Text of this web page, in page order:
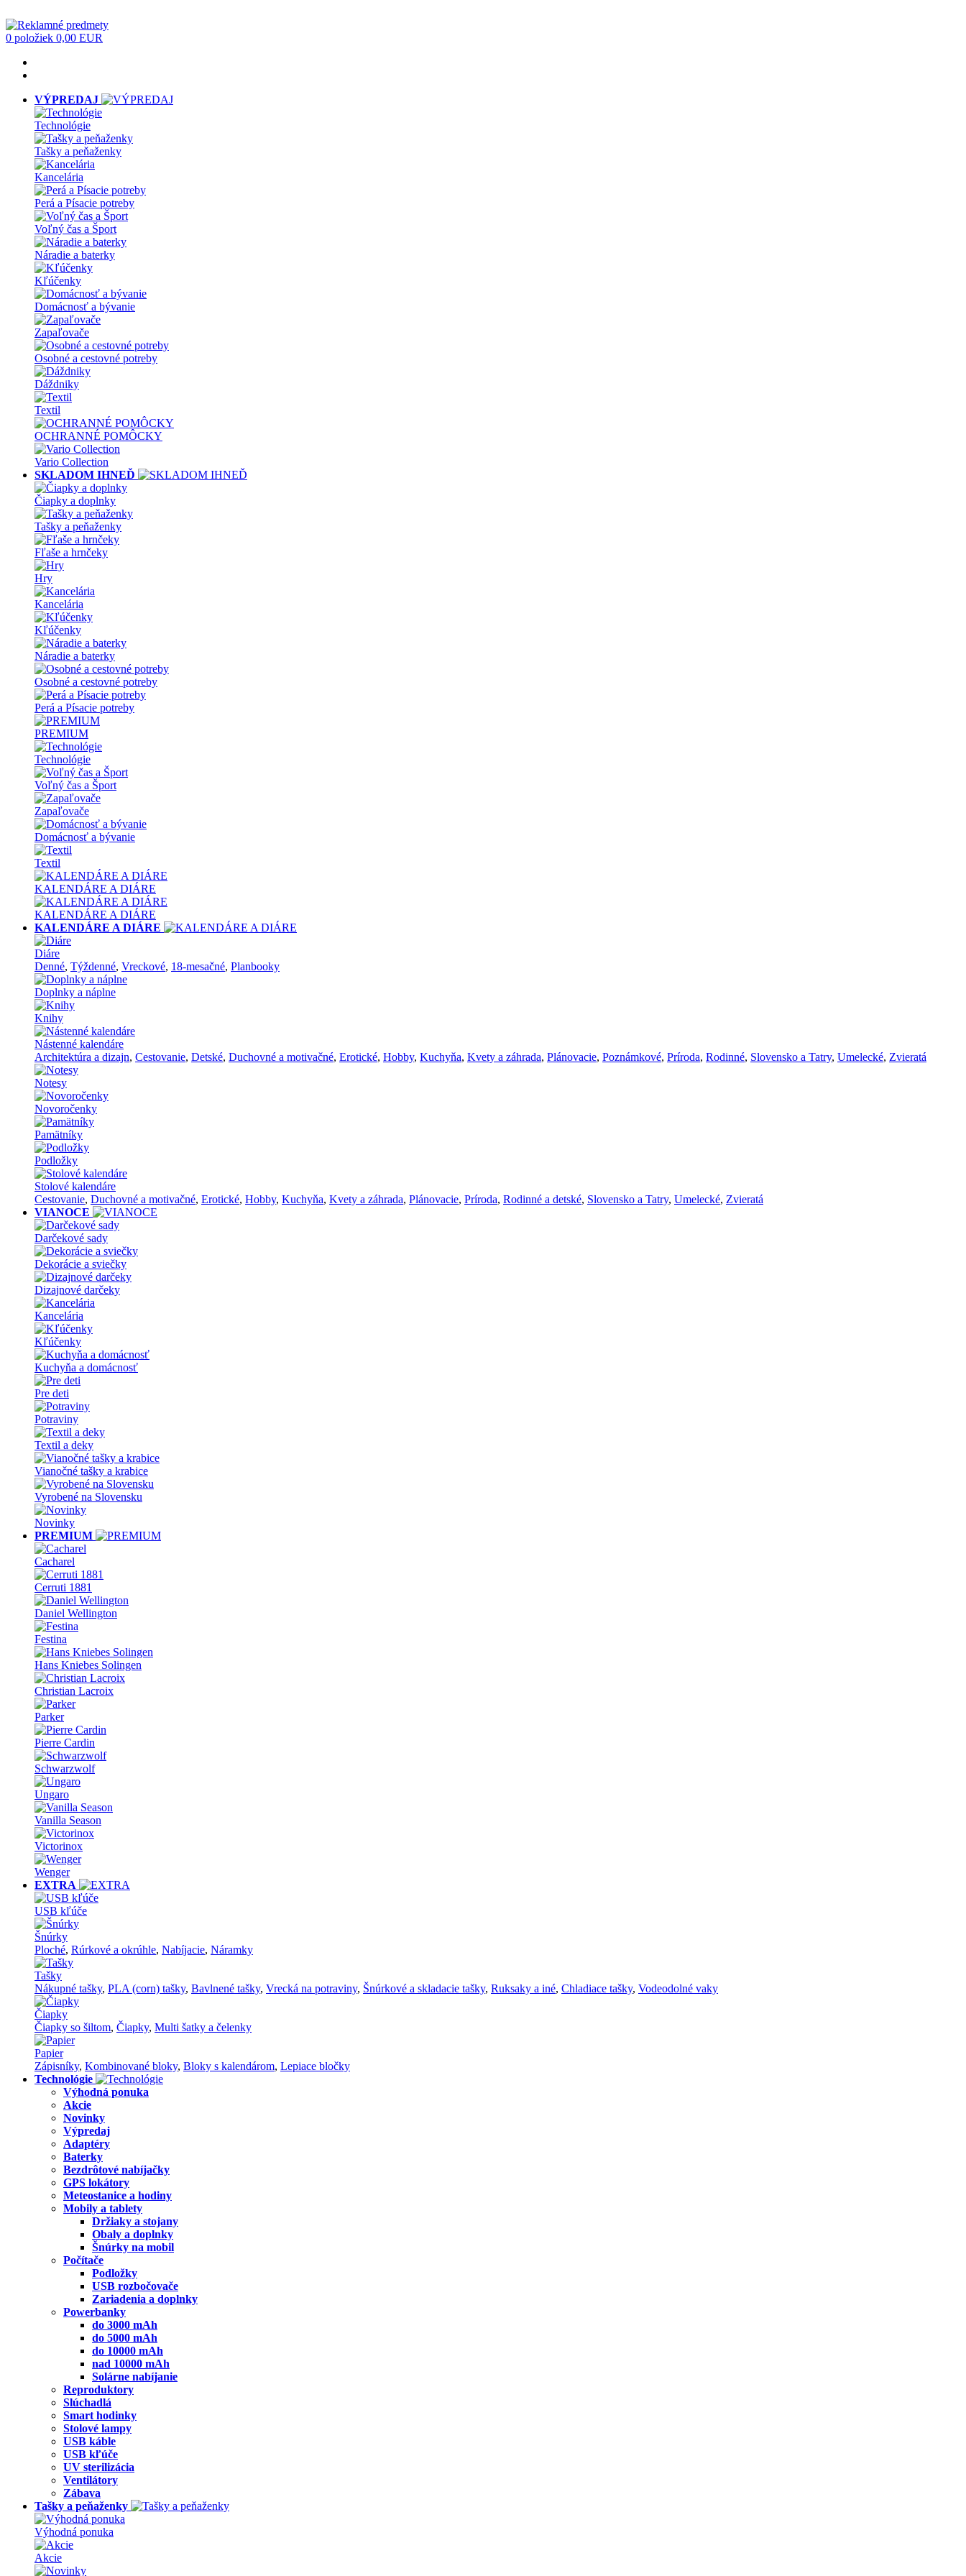
0 položiek 0,00 EUR
VÝPREDAJ
Technológie
Tašky a peňaženky
Kancelária
Perá a Písacie potreby
Voľný čas a Šport
Náradie a baterky
Kľúčenky
Domácnosť a bývanie
Zapaľovače
Osobné a cestovné potreby
Dáždniky
Textil
OCHRANNÉ POMÔCKY
Vario Collection
SKLADOM IHNEĎ
Čiapky a doplnky
Tašky a peňaženky
Fľaše a hrnčeky
Hry
Kancelária
Kľúčenky
Náradie a baterky
Osobné a cestovné potreby
Perá a Písacie potreby
PREMIUM
Technológie
Voľný čas a Šport
Zapaľovače
Domácnosť a bývanie
Textil
KALENDÁRE A DIÁRE
KALENDÁRE A DIÁRE
KALENDÁRE A DIÁRE
Diáre
Denné, Týždenné, Vreckové, 18-mesačné, Planbooky
Doplnky a náplne
Knihy
Nástenné kalendáre
Architektúra a dizajn, Cestovanie, Detské, Duchovné a motivačné, Erotické, Hobby, Kuchyňa, Kvety a záhrada, Plánovacie, Poznámkové, Príroda, Rodinné, Slovensko a Tatry, Umelecké, Zvieratá
Notesy
Novoročenky
Pamätníky
Podložky
Stolové kalendáre
Cestovanie, Duchovné a motivačné, Erotické, Hobby, Kuchyňa, Kvety a záhrada, Plánovacie, Príroda, Rodinné a detské, Slovensko a Tatry, Umelecké, Zvieratá
VIANOCE
Darčekové sady
Dekorácie a sviečky
Dizajnové darčeky
Kancelária
Kľúčenky
Kuchyňa a domácnosť
Pre deti
Potraviny
Textil a deky
Vianočné tašky a krabice
Vyrobené na Slovensku
Novinky
PREMIUM
Cacharel
Cerruti 1881
Daniel Wellington
Festina
Hans Kniebes Solingen
Christian Lacroix
Parker
Pierre Cardin
Schwarzwolf
Ungaro
Vanilla Season
Victorinox
Wenger
EXTRA
USB kľúče
Šnúrky
Ploché, Rúrkové a okrúhle, Nabíjacie, Náramky
Tašky
Nákupné tašky, PLA (corn) tašky, Bavlnené tašky, Vrecká na potraviny, Šnúrkové a skladacie tašky, Ruksaky a iné, Chladiace tašky, Vodeodolné vaky
Čiapky
Čiapky so šiltom, Čiapky, Multi šatky a čelenky
Papier
Zápisníky, Kombinované bloky, Bloky s kalendárom, Lepiace bločky
Technológie
Výhodná ponuka
Akcie
Novinky
Výpredaj
Adaptéry
Baterky
Bezdrôtové nabíjačky
GPS lokátory
Meteostanice a hodiny
Mobily a tablety
Držiaky a stojany
Obaly a doplnky
Šnúrky na mobil
Počítače
Podložky
USB rozbočovače
Zariadenia a doplnky
Powerbanky
do 3000 mAh
do 5000 mAh
do 10000 mAh
nad 10000 mAh
Solárne nabíjanie
Reproduktory
Slúchadlá
Smart hodinky
Stolové lampy
USB káble
USB kľúče
UV sterilizácia
Ventilátory
Zábava
Tašky a peňaženky
Výhodná ponuka
Akcie